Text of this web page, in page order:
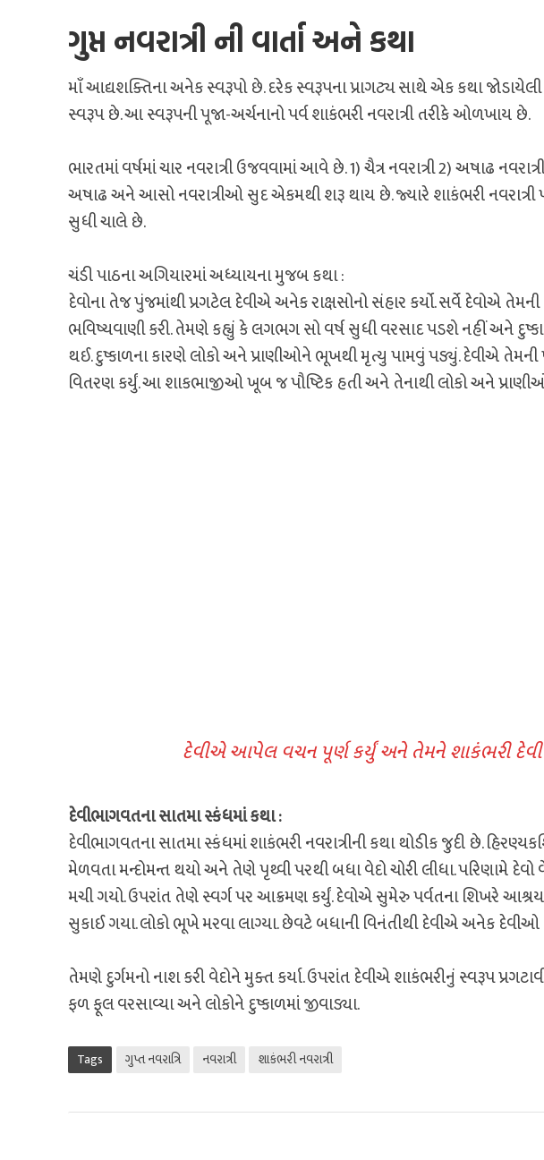
ગુપ્ત નવરાત્રી ની વાર્તા અને કથા
માઁ આદ્યશક્તિના અનેક સ્વરૂપો છે. દરેક સ્વરૂપના પ્રાગટ્ય સાથે એક કથા
સ્વરૂપ છે. આ સ્વરૂપની પૂજા-અર્ચનાનો પર્વ શાકંભરી નવરાત્રી તરીકે ઓળખાય છે.
ભારતમાં વર્ષમાં ચાર નવરાત્રી ઉજવવામાં આવે છે. 1) ચૈત્ર નવરાત્રી 2) અષાઢ
અષાઢ અને આસો નવરાત્રીઓ સુદ એકમથી શરૂ થાય છે. જ્યારે શાકંભરી
સુધી ચાલે છે.
ચંડી પાઠના અગિયારમાં અધ્યાયના મુજબ કથા :
દેવોના તેજ પુંજમાંથી પ્રગટેલ દેવીએ અનેક રાક્ષસોનો સંહાર કર્યો. સર્વે દેવોએ
ભવિષ્યવાણી કરી. તેમણે કહ્યું કે લગભગ સો વર્ષ સુધી વરસાદ પડશે નહીં અને
થઈ. દુષ્કાળના કારણે લોકો અને પ્રાણીઓને ભૂખથી મૃત્યુ પામવું પડ્યું. દેવીએ તેમની
વિતરણ કર્યું. આ શાકભાજીઓ ખૂબ જ પૌષ્ટિક હતી અને તેનાથી લોકો અને
દેવીએ આપેલ વચન પૂર્ણ કર્યું અને તેમને શાકંભરી
દેવીભાગવતના સાતમા સ્કંધમાં કથા :
દેવીભાગવતના સાતમા સ્કંધમાં શાકંભરી નવરાત્રીની કથા થોડીક જુદી છે.
મેળવતા મન્દોમન્ત થયો અને તેણે પૃથ્વી પરથી બધા વેદો ચોરી લીધા. પરિણામે દેવો
મચી ગયો. ઉપરાંત તેણે સ્વર્ગ પર આક્રમણ કર્યું. દેવોએ સુમેરુ પર્વતના શિખરે
સુકાઈ ગયા. લોકો ભૂખે મરવા લાગ્યા. છેવટે બધાની વિનંતીથી દેવીએ અનેક
તેમણે દુર્ગમનો નાશ કરી વેદોને મુક્ત કર્યા. ઉપરાંત દેવીએ શાકંભરીનું સ્વરૂપ
ફળ ફૂલ વરસાવ્યા અને લોકોને દુષ્કાળમાં જીવાડ્યા.
Tags ગુપ્ત નવરાત્રિ નવરાત્રી શાકંભરી નવરાત્રી